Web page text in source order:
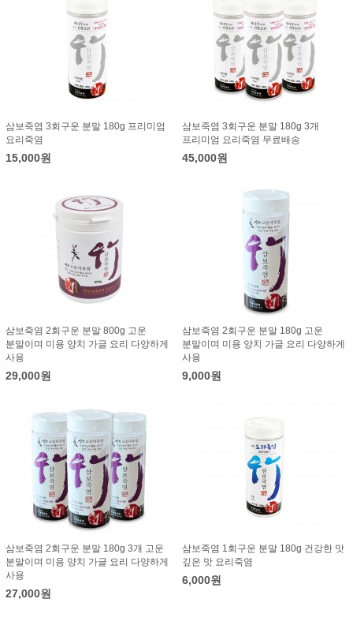
삼보죽염 3회구운 분말 180g 프리미엄
요리죽염
15,000원
삼보죽염 3회구운 분말 180g 3개
프리미엄 요리죽염 무료배송
45,000원
삼보죽염 2회구운 분말 800g 고운
분말이며 미용 양치 가글 요리 다양하게
사용
29,000원
삼보죽염 2회구운 분말 180g 고운
분말이며 미용 양치 가글 요리 다양하게
사용
9,000원
삼보죽염 2회구운 분말 180g 3개 고운
분말이며 미용 양치 가글 요리 다양하게
사용
27,000원
삼보죽염 1회구운 분말 180g 건강한 맛
깊은 맛 요리죽염
6,000원